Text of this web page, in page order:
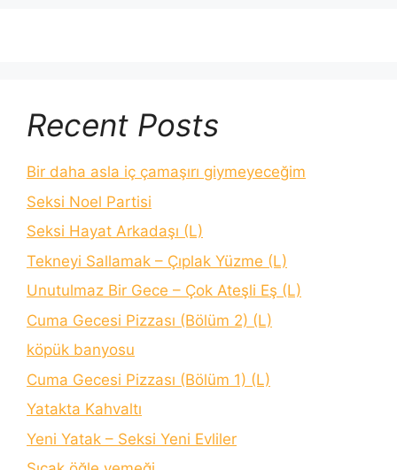
Recent Posts
Bir daha asla iç çamaşırı giymeyeceğim
Seksi Noel Partisi
Seksi Hayat Arkadaşı (L)
Tekneyi Sallamak – Çıplak Yüzme (L)
Unutulmaz Bir Gece – Çok Ateşli Eş (L)
Cuma Gecesi Pizzası (Bölüm 2) (L)
köpük banyosu
Cuma Gecesi Pizzası (Bölüm 1) (L)
Yatakta Kahvaltı
Yeni Yatak – Seksi Yeni Evliler